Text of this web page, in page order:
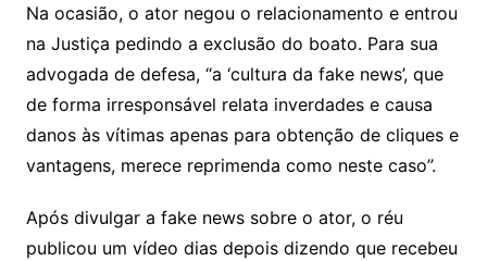
Na ocasião, o ator negou o relacionamento e entrou
na Justiça pedindo a exclusão do boato. Para sua
advogada de defesa, “a ‘cultura da fake news’, que
de forma irresponsável relata inverdades e causa
danos às vítimas apenas para obtenção de cliques e
vantagens, merece reprimenda como neste caso”.
Após divulgar a fake news sobre o ator, o réu
publicou um vídeo dias depois dizendo que recebeu